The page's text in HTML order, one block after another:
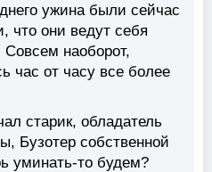
ужина были сейчас
что они ведут себя
наоборот,
час от часу все более
старик, обладатель
Бузотер собственной
уминать-то будем?